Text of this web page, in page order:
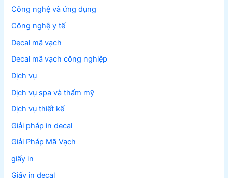
Công nghệ và ứng dụng
Công nghệ y tế
Decal mã vạch
Decal mã vạch công nghiệp
Dịch vụ
Dịch vụ spa và thẩm mỹ
Dịch vụ thiết kế
Giải pháp in decal
Giải Pháp Mã Vạch
giấy in
Giấy in decal